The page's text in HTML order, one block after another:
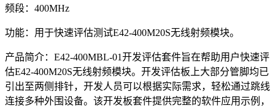
频段：400MHz
功能：用于快速评估测试E42-400M20S无线射频模块。
产品简介：E42-400MBL-01开发评估套件旨在帮助用户快速评
估E42-400M20S无线射频模块。开发评估板上大部分管脚均已
引出至两侧排针，开发人员可以根据实际需求，轻松通过跳线
连接多种外围设备。该开发板套件提供完整的软件应用示例，